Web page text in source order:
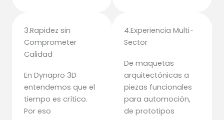
3.Rapidez sin
Comprometer
Calidad
En Dynapro 3D
entendemos que el
tiempo es crítico.
Por eso
4.Experiencia Multi-
Sector
De maquetas
arquitectónicas a
piezas funcionales
para automoción,
de prototipos